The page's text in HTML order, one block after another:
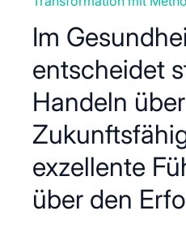
Im
entscheidet
Handeln über
exzellente
über den